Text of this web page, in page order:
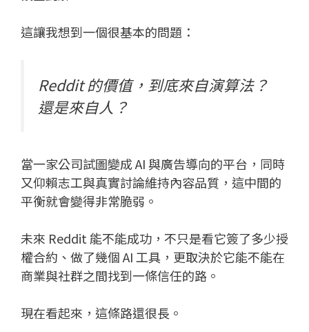
這讓我想到一個很基本的問題：
Reddit 的價值，到底來自演算法？
還是來自人？
當一家公司試圖變成 AI 與廣告導向的平台，同時
又仰賴志工與真實討論維持內容品質，這中間的
平衡就會變得非常脆弱。
未來 Reddit 能不能成功，不只是看它簽了多少授
權合約、做了幾個 AI 工具，更取決於它能不能在
商業與社群之間找到一條信任的路。
現在看起來，這條路還很長。